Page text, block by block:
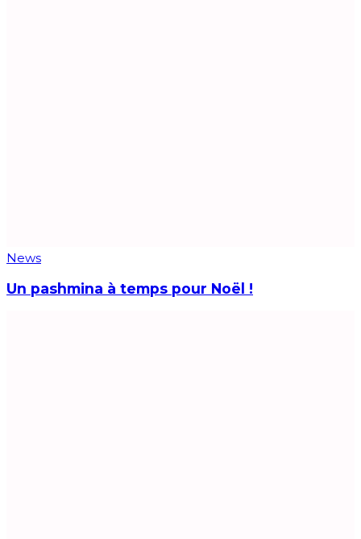
News
Un pashmina à temps pour Noël !